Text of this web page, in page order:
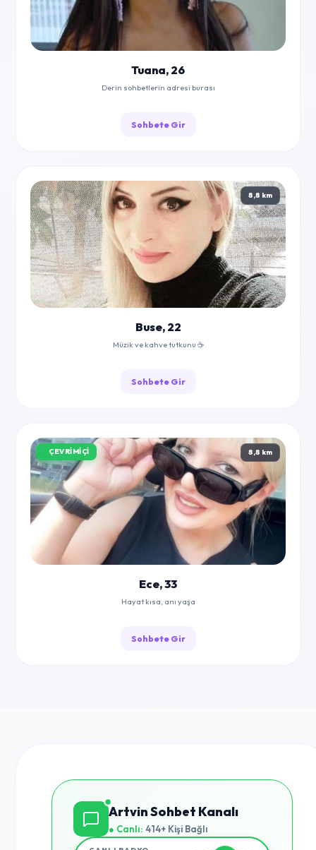
Tuana, 26
Derin sohbetlerin adresi burası
Sohbete Gir
8,8 km
Buse, 22
Müzik ve kahve tutkunu ☕
Sohbete Gir
ÇEVRIMIÇI 8,8 km
Ece, 33
Hayat kısa, anı yaşa
Sohbete Gir
Artvin Sohbet Kanalı
● Canlı: 414+ Kişi Bağlı